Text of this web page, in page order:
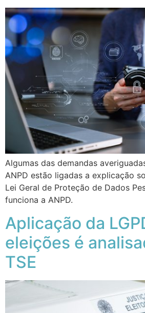
Algumas das demandas
ANPD estão ligadas a explicação
Lei Geral de Proteção de Dados
funciona a ANPD.
Aplicação da
eleições é
TSE